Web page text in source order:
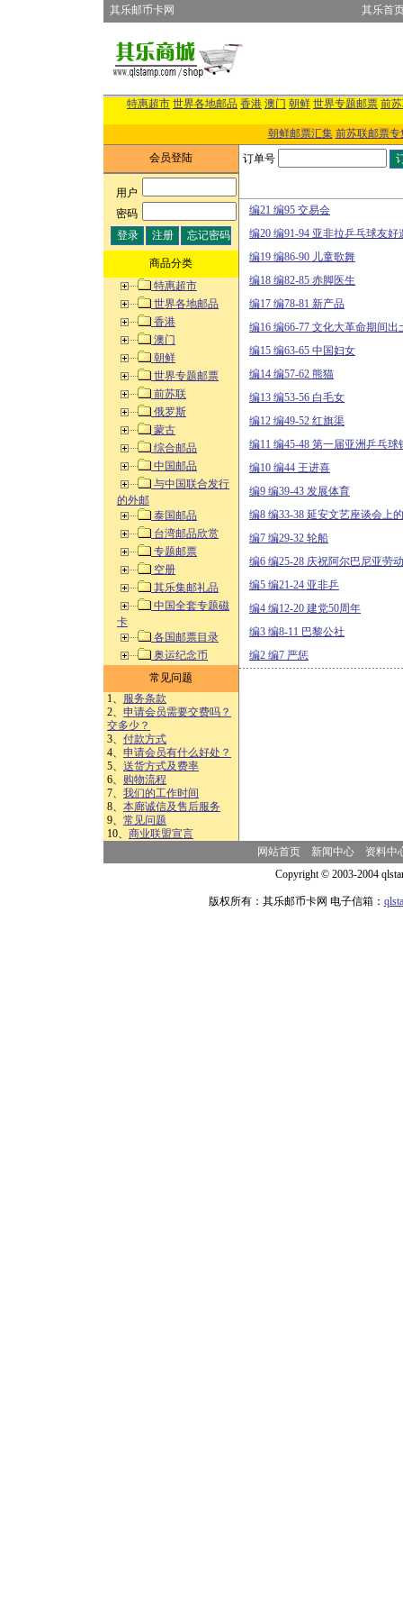
其乐邮币卡网 其乐首
特惠超市 世界各地邮品 香港 澳门 朝鲜 世界专题邮票 前
朝鲜邮票汇集 前苏联邮票专
会员登陆
用户:
密码:
商品分类
特惠超市
世界各地邮品
香港
澳门
朝鲜
世界专题邮票
前苏联
俄罗斯
蒙古
综合邮品
中国邮品
与中国联合发行
的外邮
泰国邮品
台湾邮品欣赏
专题邮票
空册
其乐集邮礼品
中国全套专题磁
卡
各国邮票目录
奥运纪念币
常见问题
1、 服务条款
2、 申请会员需要交费吗？
交多少？
3、 付款方式
4、 申请会员有什么好处？
5、 送货方式及费率
6、 购物流程
7、 我们的工作时间
8、 本廊诚信及售后服务
9、 常见问题
10、 商业联盟宣言
订单号
编21 编95 交易会
编20 编91-94 亚非拉乒乓球友好
编19 编86-90 儿童歌舞
编18 编82-85 赤脚医生
编17 编78-81 新产品
编16 编66-77 文化大革命期间出
编15 编63-65 中国妇女
编14 编57-62 熊猫
编13 编53-56 白毛女
编12 编49-52 红旗渠
编11 编45-48 第一届亚洲乒乓球
编10 编44 王进喜
编9 编39-43 发展体育
编8 编33-38 延安文艺座谈会上
编7 编29-32 轮船
编6 编25-28 庆祝阿尔巴尼亚劳
编5 编21-24 亚非乒
编4 编12-20 建党50周年
编3 编8-11 巴黎公社
编2 编7 严惩
网站首页 新闻中心
资料中
Copyright © 2003-2004
版权所有：其乐邮币卡网 电子信箱：